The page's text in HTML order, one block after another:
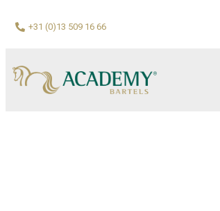
+31 (0)13 509 16 66